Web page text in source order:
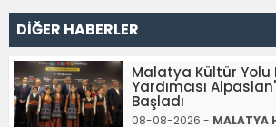
DİĞER HABERLER
Malatya Kültür Yolu
Yardımcısı
Başladı
08-08-2026 - MALATYA